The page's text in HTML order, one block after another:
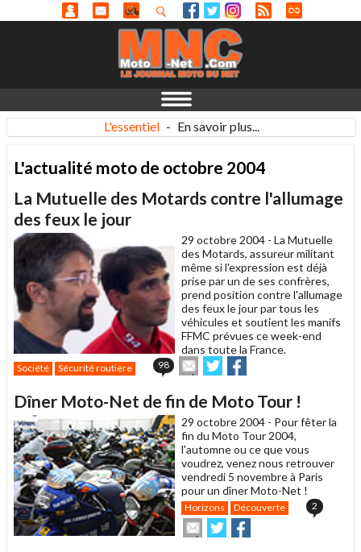
L'essentiel - En savoir plus...
L'actualité moto de octobre 2004
La Mutuelle des Motards contre l'allumage
des feux le jour
29 octobre 2004 - La Mutuelle
des Motards, assureur militant
même si l'expression est déjà
prise par un de ses confrères,
prend position contre l'allumage
des feux le jour par tous les
véhicules et soutient les manifs
FFMC prévues ce week-end
dans toute la France.
Société Sécurité routière 98
Envoyer
cet
à
un
ami
Partager
sur sur
Dîner Moto-Net de fin de Moto Tour !
29 octobre 2004 - Pour fêter la
fin du Moto Tour 2004,
l'automne ou ce que vous
voudrez, venez nous retrouver
vendredi 5 novembre à Paris
pour un dîner Moto-Net !
Horizons Découverte 2
Envoyer
cet
Partager
sur
sur